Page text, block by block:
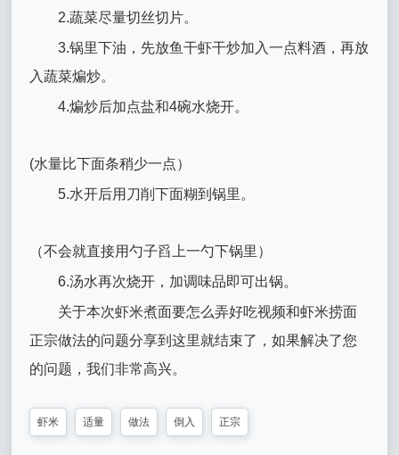
2.蔬菜尽量切丝切片。
3.锅里下油，先放鱼干虾干炒加入一点料酒，再放
入蔬菜煸炒。
4.煸炒后加点盐和4碗水烧开。
(水量比下面条稍少一点）
5.水开后用刀削下面糊到锅里。
（不会就直接用勺子舀上一勺下锅里）
6.汤水再次烧开，加调味品即可出锅。
关于本次虾米煮面要怎么弄好吃视频和虾米捞面
正宗做法的问题分享到这里就结束了，如果解决了您
的问题，我们非常高兴。
虾米 适量 做法 倒入 正宗